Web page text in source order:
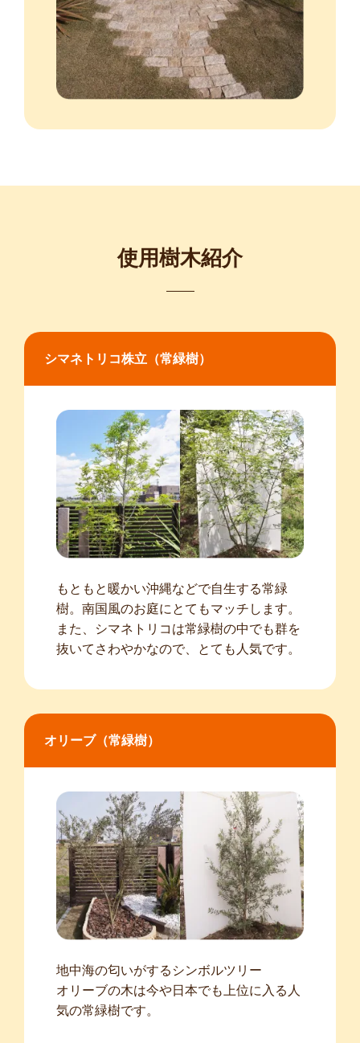
使用樹木紹介
シマネトリコ株立（常緑樹）
もともと暖かい沖縄などで自生する常緑
樹。南国風のお庭にとてもマッチします。
また、シマネトリコは常緑樹の中でも群を
抜いてさわやかなので、とても人気です。
オリーブ（常緑樹）
地中海の匂いがするシンボルツリー
オリーブの木は今や日本でも上位に入る人
気の常緑樹です。